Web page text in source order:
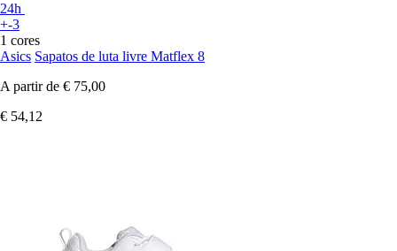
24h
+-3
1 cores
Asics Sapatos de luta livre Matflex 8
A partir de € 75,00
€ 54,12